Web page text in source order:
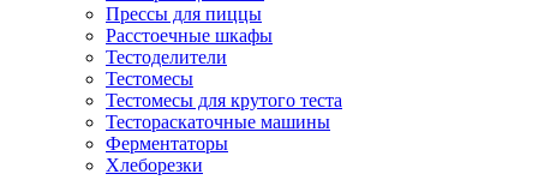
Прессы для пиццы
Расстоечные шкафы
Тестоделители
Тестомесы
Тестомесы для крутого теста
Тестораскаточные машины
Ферментаторы
Хлеборезки